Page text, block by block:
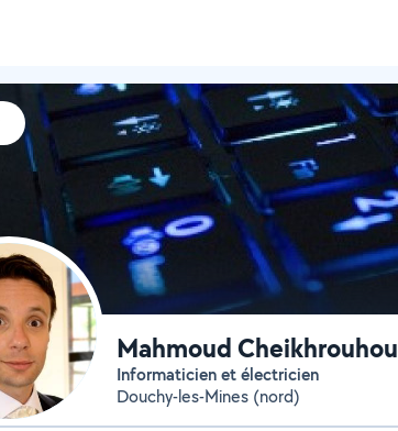
Mahmoud Cheikhrouhou
Informaticien et électricien
Douchy-les-Mines (nord)